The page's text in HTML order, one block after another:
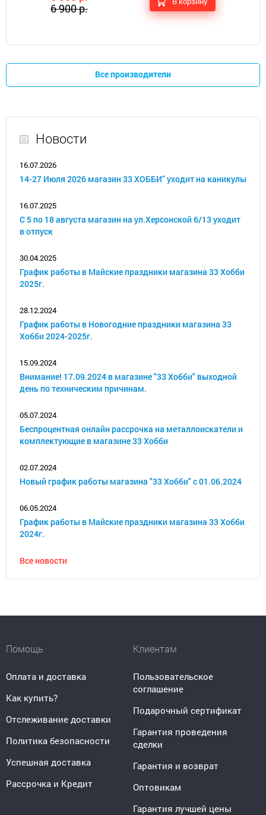
6 900 р.
Все производители
Новости
16.07.2026
14-27 Июля 2026 магазин 33 ХОББИ" уходит на каникулы
16.07.2025
С 5 по 18 августа магазин на ул.Херсонской 6/13 уходит
в отпуск
30.04.2025
График работы в Майские праздники магазина 33 Хобби
2025г.
28.12.2024
График работы в Новогодние праздники магазина 33
Хобби 2024-2025г.
15.09.2024
Внимание! 17.09.2024 в магазине "33 Хобби" выходной
день по техническим причинам.
05.07.2024
Беспроцентная онлайн рассрочка на металлоискатели и
комплектующие в магазине 33 Хобби
02.07.2024
Новый график работы магазина "33 Хобби" с 01.06.2024
06.05.2024
График работы в Майские праздники магазина 33 Хобби
2024г.
Все новости
Помощь
Оплата и доставка
Как купить?
Отслеживание доставки
Политика безопасности
Успешная доставка
Рассрочка и Кредит
Клиентам
Пользовательское
соглашение
Подарочный сертификат
Гарантия проведения
сделки
Гарантия и возврат
Оптовикам
Гарантия лучшей цены